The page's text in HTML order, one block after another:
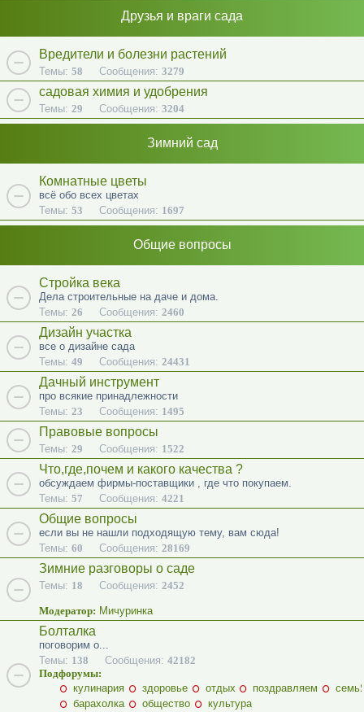
Друзья и враги сада
Вредители и болезни растений
Темы: 58 Сообщения: 3279
садовая химия и удобрения
Темы: 29 Сообщения: 3204
Зимний сад
Комнатные цветы
всё обо всех цветах
Темы: 53 Сообщения: 1697
Общие вопросы
Стройка века
Дела строительные на даче и дома.
Темы: 26 Сообщения: 2460
Дизайн участка
все о дизайне сада
Темы: 49 Сообщения: 24431
Дачный инструмент
про всякие принадлежности
Темы: 23 Сообщения: 1495
Правовые вопросы
Темы: 29 Сообщения: 1522
Что,где,почем и какого качества ?
обсуждаем фирмы-поставщики , где что покупаем.
Темы: 57 Сообщения: 4221
Общие вопросы
если вы не нашли подходящую тему, вам сюда!
Темы: 60 Сообщения: 28169
Зимние разговоры о саде
Темы: 18 Сообщения: 2452
Модератор: Мичуринка
Болталка
поговорим о...
Темы: 138 Сообщения: 42182
Подфорумы:
кулинария
здоровье отдых поздравляем
барахолка
общество
культура